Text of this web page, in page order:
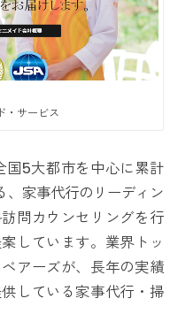
・サービス
5大都市を中心に累計
家事代行のリーディン
問カウンセリングを行
しています。業界トッ
アーズが、長年の実績
している家事代行・掃